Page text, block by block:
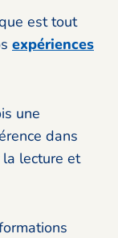
est tout
expériences
une
dans
lecture et